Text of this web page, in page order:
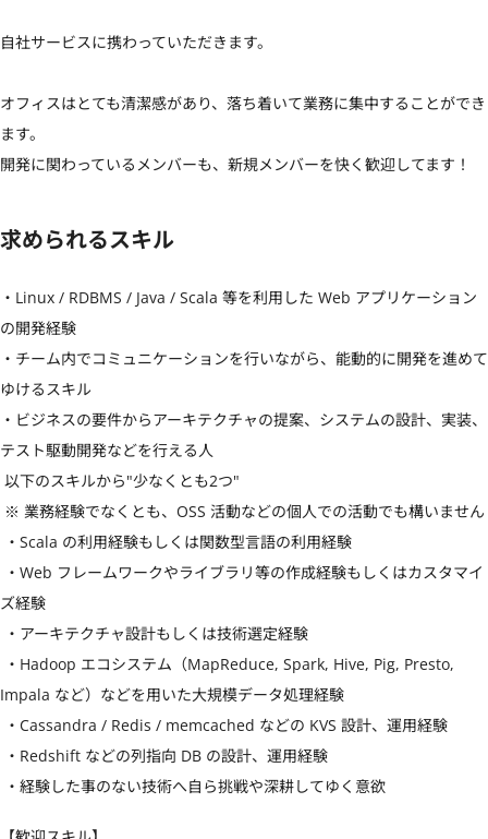
自社サービスに携わっていただきます。
オフィスはとても清潔感があり、落ち着いて業務に集中することができ
ます。
開発に関わっているメンバーも、新規メンバーを快く歓迎してます！
求められるスキル
・Linux / RDBMS / Java / Scala 等を利用した Web アプリケーション
の開発経験
・チーム内でコミュニケーションを行いながら、能動的に開発を進めて
ゆけるスキル
・ビジネスの要件からアーキテクチャの提案、システムの設計、実装、
テスト駆動開発などを行える人
ズ経験
Impala など）などを用いた大規模データ処理経験
・経験した事のない技術へ自ら挑戦や深耕してゆく意欲